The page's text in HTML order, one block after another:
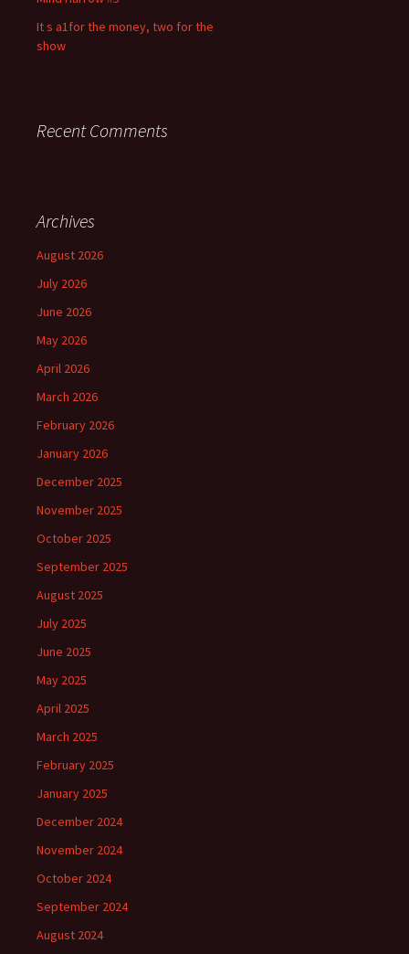
It s a1for the money, two for the
show
Recent Comments
Archives
August 2026
July 2026
June 2026
May 2026
April 2026
March 2026
February 2026
January 2026
December 2025
November 2025
October 2025
September 2025
August 2025
July 2025
June 2025
May 2025
April 2025
March 2025
February 2025
January 2025
December 2024
November 2024
October 2024
September 2024
August 2024